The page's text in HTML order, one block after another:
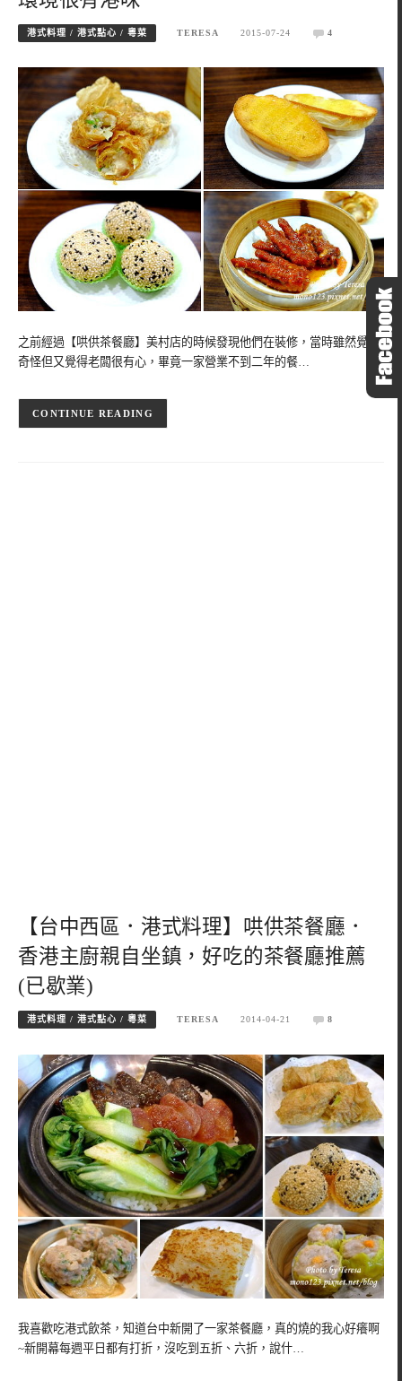
港式料理 / 港式點心 / 粵菜 TERESA 2015-07-24 4
之前經過【哄供茶餐廳】美村店的時候發現他們在裝修，當時雖然覺得
奇怪但又覺得老闆很有心，畢竟一家營業不到二年的餐…
CONTINUE READING
【台中西區．港式料理】哄供茶餐廳．
香港主廚親自坐鎮，好吃的茶餐廳推薦
(已歇業)
港式料理 / 港式點心 / 粵菜 TERESA 2014-04-21 8
我喜歡吃港式飲茶，知道台中新開了一家茶餐廳，真的燒的我心好癢啊
~新開幕每週平日都有打折，沒吃到五折、六折，說什…